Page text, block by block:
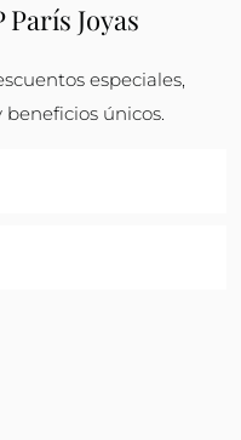
Joyas
especiales,
únicos.